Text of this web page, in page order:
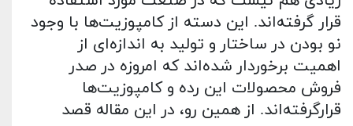
قرار گرفته‌اند. این دسته از کامپوزیت‌ها با وجود
نو بودن در ساختار و تولید به ‌اندازه‌ای از
اهمیت برخوردار شده‌اند که امروزه در صدر
فروش محصولات این رده و کامپوزیت‌ها
قرارگرفته‌اند. از همین رو، در این مقاله قصد